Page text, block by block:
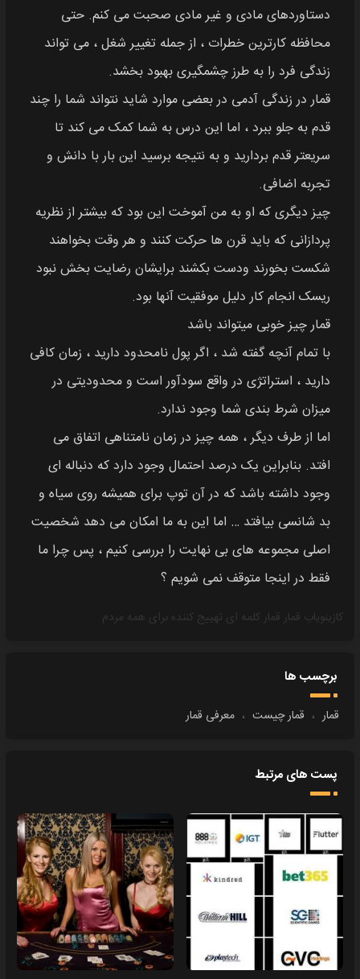
دستاوردهای مادی و غیر مادی صحبت می کنم. حتی
محافظه کارترین خطرات ، از جمله تغییر شغل ، می تواند
زندگی فرد را به طرز چشمگیری بهبود بخشد.
قمار در زندگی آدمی در بعضی موارد شاید نتواند شما را چند
قدم به جلو ببرد ، اما این درس به شما کمک می کند تا
سریعتر قدم بردارید و به نتیجه برسید این بار با دانش و
تجربه اضافی.
چیز دیگری که او به من آموخت این بود که بیشتر از نظریه
پردازانی که باید قرن ها حرکت کنند و هر وقت بخواهند
شکست بخورند ودست بکشند برایشان رضایت بخش نبود
ریسک انجام کار دلیل موفقیت آنها بود.
قمار چیز خوبی میتواند باشد
با تمام آنچه گفته شد ، اگر پول نامحدود دارید ، زمان کافی
دارید ، استراتژی در واقع سودآور است و محدودیتی در
میزان شرط بندی شما وجود ندارد.
اما از طرف دیگر ، همه چیز در زمان نامتناهی اتفاق می
افتد. بنابراین یک درصد احتمال وجود دارد که دنباله ای
وجود داشته باشد که در آن توپ برای همیشه روی سیاه و
بد شانسی بیافتد … اما این به ما امکان می دهد شخصیت
اصلی مجموعه های بی نهایت را بررسی کنیم ، پس چرا ما
فقط در اینجا متوقف نمی شویم ؟
کازینویاب قمار قمار کلمه ای تهییج کننده برای همه مردم
برچسب ها
قمار ، قمار چیست ، معرفی قمار
پست های مرتبط